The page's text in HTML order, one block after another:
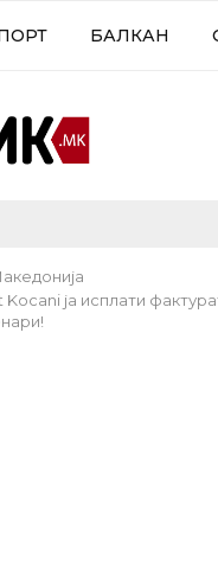
БАЛКАН
Kocani ја исплати